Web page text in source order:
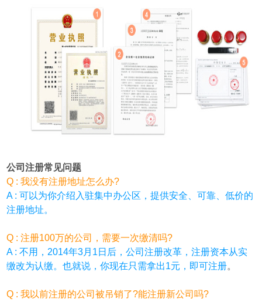
公司注册常见问题
Q : 我没有注册地址怎么办?
A : 可以为你介绍入驻集中办公区，提供安全、可靠、低价的
注册地址。
Q : 注册100万的公司，需要一次缴清吗?
A : 不用，2014年3月1日后，公司注册改革，注册资本从实
缴改为认缴。也就说，你现在只需拿出1元，即可注册。
Q : 我以前注册的公司被吊销了?能注册新公司吗?